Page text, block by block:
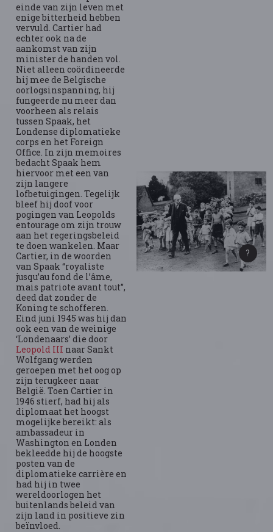
einde van zijn leven met
enige bitterheid hebben
vervuld. Cartier had
echter ook na de
aankomst van zijn
minister de handen vol.
Niet alleen coördineerde
hij mee de Belgische
oorlogsinspanning, hij
fungeerde nu meer dan
voorheen als relais
tussen Spaak, het
Londense diplomatieke
corps en het Foreign
Office. In zijn memoires
bedacht Spaak hem
hiervoor met een van
zijn langere
lofbetuigingen. Tegelijk
bleef hij doof voor
pogingen van Leopolds
entourage om zijn trouw
aan het regeringsbeleid
te doen wankelen. Maar
Cartier, in de woorden
van Spaak “royaliste
jusqu’au fond de l’âme,
mais patriote avant tout”,
deed dat zonder de
Koning te schofferen.
Eind juni 1945 was hij dan
ook een van de weinige
‘Londenaars’ die door
Leopold III naar Sankt
Wolfgang werden
geroepen met het oog op
zijn terugkeer naar
België. Toen Cartier in
1946 stierf, had hij als
diplomaat het hoogst
mogelijke bereikt: als
ambassadeur in
Washington en Londen
bekleedde hij de hoogste
posten van de
diplomatieke carrière en
had hij in twee
wereldoorlogen het
buitenlands beleid van
zijn land in positieve zin
beïnvloed.